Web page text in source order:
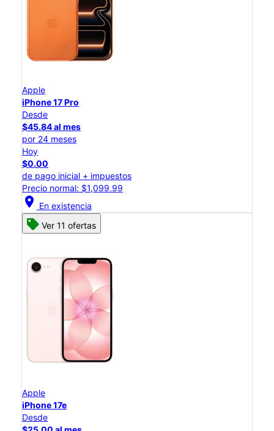
Apple
iPhone 17 Pro
Desde
$45.84 al mes
por 24 meses
Hoy
$0.00
de pago inicial + impuestos
Precio normal: $1,099.99
location_on En existencia
Ver 11 ofertas
Apple
iPhone 17e
Desde